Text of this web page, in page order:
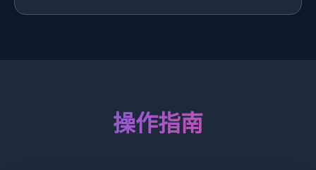
操作指南